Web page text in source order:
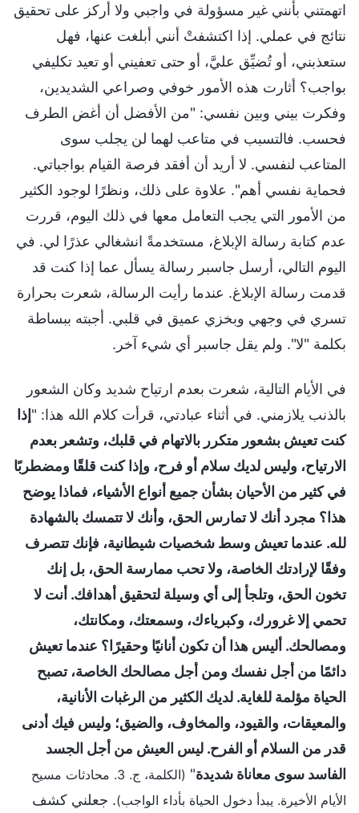
اتهمتني بأنني غير مسؤولة في واجبي ولا أركز على تحقيق
نتائج في عملي. إذا اكتشفتْ أنني أبلغت عنها، فهل
ستعذبني، أو تُضيِّق عليَّ، أو حتى تعفيني أو تعيد تكليفي
بواجب؟ أثارت هذه الأمور خوفي وصراعي الشديدين،
وفكرت بيني وبين نفسي: "من الأفضل أن أغض الطرف
فحسب. فالتسبب في متاعب لهما لن يجلب سوى
المتاعب لنفسي. لا أريد أن أفقد فرصة القيام بواجباتي.
فحماية نفسي أهم". علاوة على ذلك، ونظرًا لوجود الكثير
من الأمور التي يجب التعامل معها في ذلك اليوم، قررت
عدم كتابة رسالة الإبلاغ، مستخدمةً انشغالي عذرًا لي. في
اليوم التالي، أرسل جاسبر رسالة يسأل عما إذا كنت قد
قدمت رسالة الإبلاغ. عندما رأيت الرسالة، شعرت بحرارة
تسري في وجهي وبخزي عميق في قلبي. أجبته ببساطة
بكلمة "لا". ولم يقل جاسبر أي شيء آخر.
في الأيام التالية، شعرت بعدم ارتياح شديد وكان الشعور
بالذنب يلازمني. في أثناء عبادتي، قرأت كلام الله هذا: "إذا
كنت تعيش بشعور متكرر بالاتهام في قلبك، وتشعر بعدم
الارتياح، وليس لديك سلام أو فرح، وإذا كنت قلقًا ومضطربًا
في كثير من الأحيان بشأن جميع أنواع الأشياء، فماذا يوضح
هذا؟ مجرد أنك لا تمارس الحق، وأنك لا تتمسك بالشهادة
لله. عندما تعيش وسط شخصيات شيطانية، فإنك تتصرف
وفقًا لإرادتك الخاصة، ولا تحب ممارسة الحق، بل إنك
تخون الحق، وتلجأ إلى أي وسيلة لتحقيق أهدافك. أنت لا
تحمي إلا غرورك، وكبرياءك، وسمعتك، ومكانتك،
ومصالحك. أليس هذا أن تكون أنانيًا وحقيرًا؟ عندما تعيش
دائمًا من أجل نفسك ومن أجل مصالحك الخاصة، تصبح
الحياة مؤلمة للغاية. لديك الكثير من الرغبات الأنانية،
والمعيقات، والقيود، والمخاوف، والضيق؛ وليس فيك أدنى
قدر من السلام أو الفرح. ليس العيش من أجل الجسد
الفاسد سوى معاناة شديدة"
(الكلمة، ج. 3. محادثات مسيح
الأيام الأخيرة. يبدأ دخول الحياة بأداء الواجب). جعلني كشف